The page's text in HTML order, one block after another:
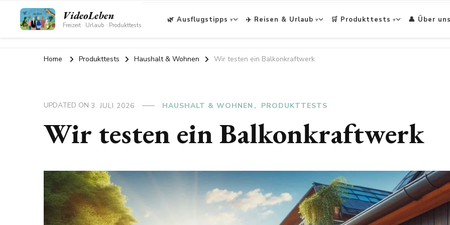
VideoLeben
Freizeit · Urlaub · Produkttests
🌿 Ausflugstipps ✈️ Reisen & Urlaub 🛒 Produkttests 👤 Über
Home Produkttests Haushalt & Wohnen Wir testen ein Balkonkraftwerk
UPDATED ON 3. JULI 2026 HAUSHALT & WOHNEN PRODUKTTESTS
Wir testen ein Balkonkraftwerk